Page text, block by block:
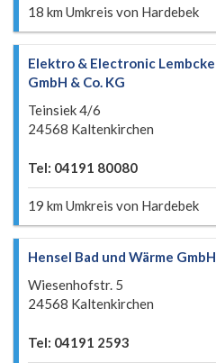
18 km Umkreis von Hardebek
Elektro & Electronic Lembcke
GmbH & Co. KG
Teinsiek 4/6
24568 Kaltenkirchen
Tel: 04191 80080
19 km Umkreis von Hardebek
Hensel Bad und Wärme GmbH
Wiesenhofstr. 5
24568 Kaltenkirchen
Tel: 04191 2593